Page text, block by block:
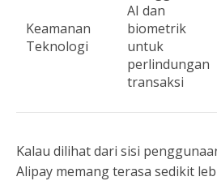
Keamanan
Teknologi
AI dan
biometrik
untuk
perlindungan
transaksi
Kalau dilihat dari sisi
Alipay memang terasa sedikit